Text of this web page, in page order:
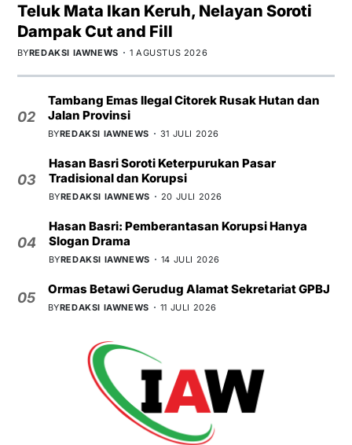
Teluk Mata Ikan Keruh, Nelayan Soroti
Dampak Cut and Fill
BYREDAKSI IAWNEWS 1 AGUSTUS 2026
02
Tambang Emas Ilegal Citorek Rusak Hutan dan
Jalan Provinsi
BYREDAKSI IAWNEWS 31 JULI 2026
03
Hasan Basri Soroti Keterpurukan Pasar
Tradisional dan Korupsi
BYREDAKSI IAWNEWS 20 JULI 2026
04
Hasan Basri: Pemberantasan Korupsi Hanya
Slogan Drama
BYREDAKSI IAWNEWS 14 JULI 2026
05
Ormas Betawi Gerudug Alamat Sekretariat GPBJ
BYREDAKSI IAWNEWS 11 JULI 2026